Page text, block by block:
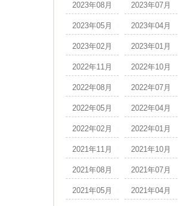
2023年08月 2023年07月
2023年05月 2023年04月
2023年02月 2023年01月
2022年11月 2022年10月
2022年08月 2022年07月
2022年05月 2022年04月
2022年02月 2022年01月
2021年11月 2021年10月
2021年08月 2021年07月
2021年05月 2021年04月